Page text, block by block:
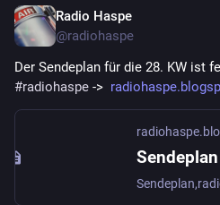
Radio Haspe
@radiohaspe
#radiohaspe ->
Sendeplan